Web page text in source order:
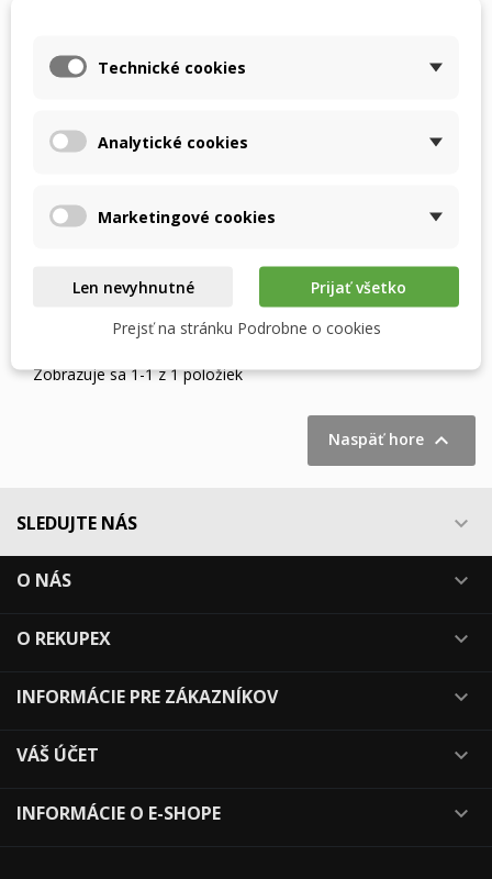
RECUTECH
Skladom
Zobrazuje sa 1-1 z 1 položiek
Naspäť hore 
SLEDUJTE NÁS 
O NÁS 
O REKUPEX 
INFORMÁCIE PRE ZÁKAZNÍKOV 
VÁŠ ÚČET 
INFORMÁCIE O E-SHOPE 
Technické cookies
Analytické cookies
Marketingové cookies
Len nevyhnutné
Prijať všetko
Prejsť na stránku Podrobne o cookies